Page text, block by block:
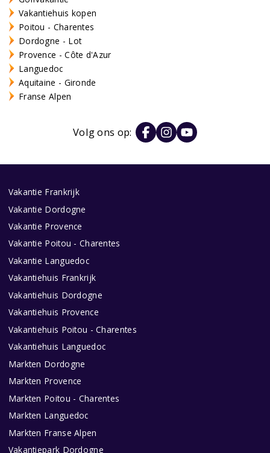
Vakantiehuis kopen
Poitou - Charentes
Dordogne - Lot
Provence - Côte d'Azur
Languedoc
Aquitaine - Gironde
Franse Alpen
Volg ons op:
Vakantie Frankrijk
Vakantie Dordogne
Vakantie Provence
Vakantie Poitou - Charentes
Vakantie Languedoc
Vakantiehuis Frankrijk
Vakantiehuis Dordogne
Vakantiehuis Provence
Vakantiehuis Poitou - Charentes
Vakantiehuis Languedoc
Markten Dordogne
Markten Provence
Markten Poitou - Charentes
Markten Languedoc
Markten Franse Alpen
Vakantiepark Dordogne